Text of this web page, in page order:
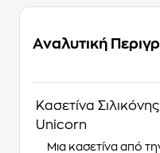
Αναλυτική
Κασετίνα
Unicorn
Μια κασετίνα από